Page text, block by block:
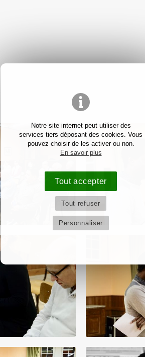
Notre site internet peut utiliser des
services tiers déposant des cookies. Vous
pouvez choisir de les activer ou non.
En savoir plus
Tout accepter
Tout refuser
Personnaliser